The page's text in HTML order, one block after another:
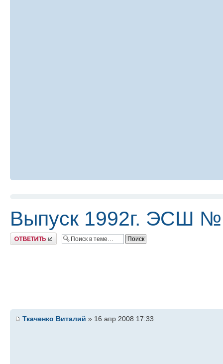
Выпуск 1992г. ЭСШ
Ответить
Ткаченко Виталий » 16 апр 2008 17:33